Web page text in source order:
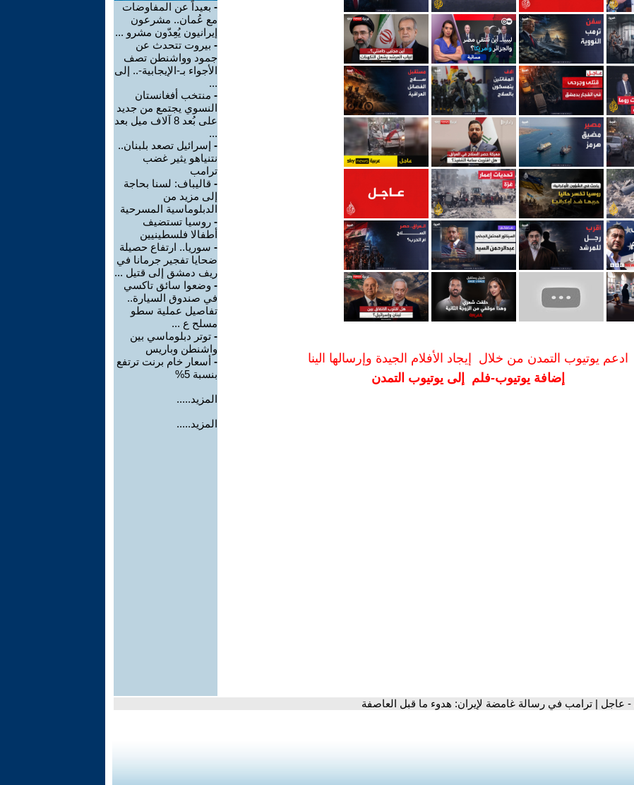
ادعم يوتيوب التمدن من خلال إيجاد الأفلام الجيدة وإرسالها الينا
إضافة يوتيوب-فلم إلى يوتيوب التمدن
- بعيداً عن المفاوضات
مع عُمان.. مشرعون
إيرانيون يُعِدّون مشرو ...
- بيروت تتحدث عن
جمود وواشنطن تصف
الأجواء بـ-الإيجابية-.. إلى
...
- منتخب أفغانستان
النسوي يجتمع من جديد
على بُعد 8 آلاف ميل بعد
...
- إسرائيل تصعد بلبنان..
نتنياهو يثير غضب
ترامب
- قاليباف: لسنا بحاجة
إلى مزيد من
الدبلوماسية المسرحية
- روسيا تستضيف
أطفالا فلسطينيين
- سوريا.. ارتفاع حصيلة
ضحايا تفجير جرمانا في
ريف دمشق إلى قتيل ...
- وضعوا سائق تاكسي
في صندوق السيارة..
تفاصيل عملية سطو
مسلح ع ...
- توتر دبلوماسي بين
واشنطن وباريس
- أسعار خام برنت ترتفع
بنسبة 5%
المزيد.....
المزيد.....
- عاجل | ترامب في رسالة غامضة لإيران: هدوء ما قبل العاصفة